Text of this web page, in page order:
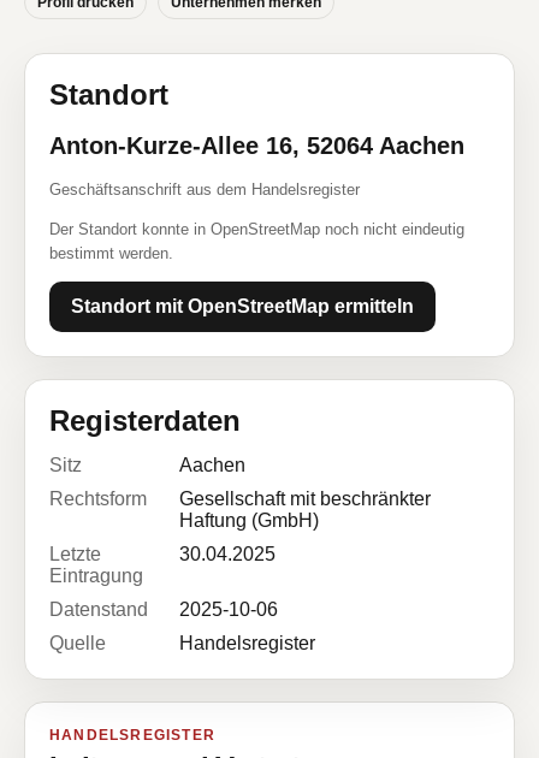
Standort
Anton-Kurze-Allee 16, 52064 Aachen
Geschäftsanschrift aus dem Handelsregister
Der Standort konnte in OpenStreetMap noch nicht eindeutig
bestimmt werden.
Standort mit OpenStreetMap ermitteln
Registerdaten
Sitz
Aachen
Rechtsform
Gesellschaft mit beschränkter
Haftung (GmbH)
Letzte
Eintragung
30.04.2025
Datenstand
2025-10-06
Quelle
Handelsregister
HANDELSREGISTER